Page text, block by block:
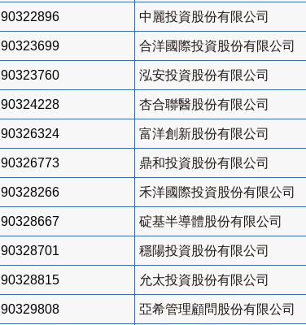
90322896 中麗投資股份有限公司
90323699 合洋國際投資股份有限公司
90323760 泓安投資股份有限公司
90324228 杏合聯醫股份有限公司
90326324 富洋創新股份有限公司
90326773 鼎和投資股份有限公司
90328266 禾洋國際投資股份有限公司
90328667 碇基半導體股份有限公司
90328701 穩陽投資股份有限公司
90328815 允太投資股份有限公司
90329808 亞希管理顧問股份有限公司